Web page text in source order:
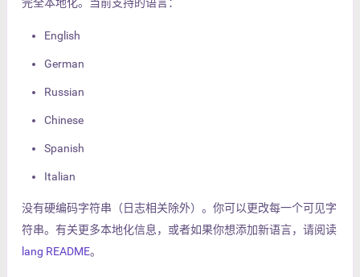
English
German
Russian
Chinese
Spanish
Italian
没有硬编码字符串（日志相关除外）。你可以更改每一个可见字
符串。有关更多本地化信息，或者如果你想添加新语言，请阅读
lang README。